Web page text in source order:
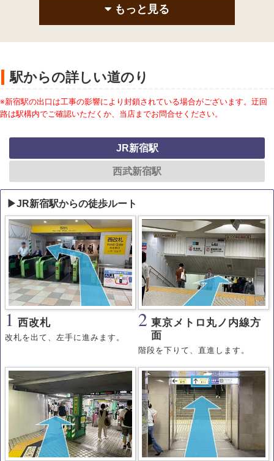
もっと見る
駅からの詳しい道のり
※新宿駅の出口は工事の影響により封鎖されている場合がございます。迂回
路は駅構内でご確認いただくか、当店までお問合せください。
JR新宿駅
西武新宿駅
▶JR新宿駅からの徒歩ルート
1 西改札
改札を出て、左手に進みます。
2 東京メトロ丸ノ内線方
面
階段を下りて、直進します。